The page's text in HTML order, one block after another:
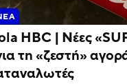
HBC | Νέες
τη «ζεστή»